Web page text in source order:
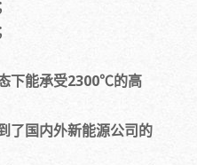
下能承受2300℃的高
了国内外新能源公司的